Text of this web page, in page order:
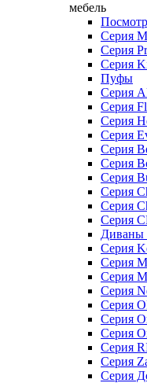
мебель
Серия
Серия
Серия
Пуфы
Серия
Серия
Серия
Серия
Серия
Серия
Серия
Серия
Серия
Серия
Диваны
Серия
Серия
Серия
Серия
Серия
Серия
Серия
Серия
Серия
Серия